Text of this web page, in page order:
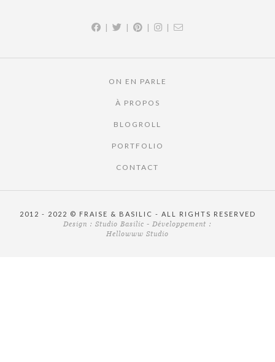
| | | |
ON EN PARLE
À PROPOS
BLOGROLL
PORTFOLIO
CONTACT
2012 - 2022 © FRAISE & BASILIC - ALL RIGHTS RESERVED
Design : Studio Basilic - Développement :
Hellowww Studio